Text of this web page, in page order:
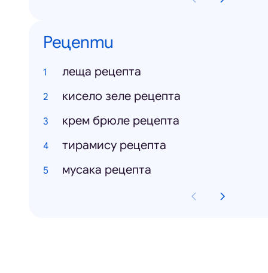
Рецепти
леща рецепта
кисело зеле рецепта
крем брюле рецепта
тирамису рецепта
мусака рецепта